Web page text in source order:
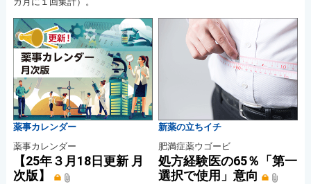
薬事カレンダー
薬事カレンダー
【25年３月18日更新 月
次版】
新薬の立ちイチ
肥満症薬ウゴービ
処方経験医の65％「第一
選択で使用」意向